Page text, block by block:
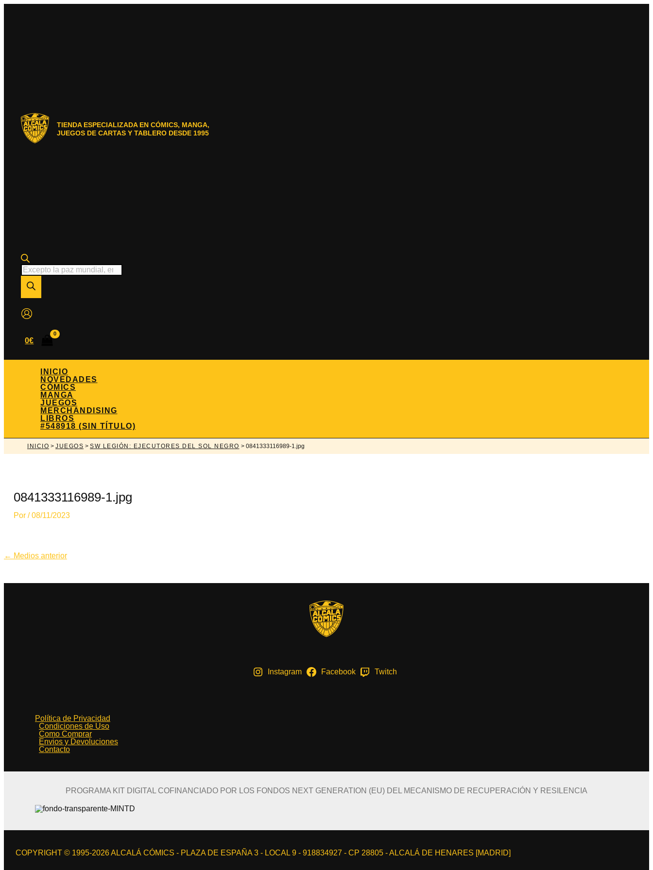
TIENDA ESPECIALIZADA EN CÓMICS, MANGA,
JUEGOS DE CARTAS Y TABLERO DESDE 1995
Búsqueda
de
productos
0€
INICIO
NOVEDADES
CÓMICS
MANGA
JUEGOS
MERCHANDISING
LIBROS
#548918 (SIN TÍTULO)
INICIO > JUEGOS > SW LEGIÓN: EJECUTORES DEL SOL NEGRO > 0841333116989-1.jpg
0841333116989-1.jpg
Por /08/11/2023
Navegación
← Medios anterior
Instagram Facebook Twitch
Política de Privacidad
Condiciones de Uso
Como Comprar
Envios y Devoluciones
Contacto
PROGRAMA KIT DIGITAL COFINANCIADO POR LOS FONDOS NEXT GENERATION (EU) DEL MECANISMO DE RECUPERACIÓN Y RESILENCIA
COPYRIGHT © 1995-2026 ALCALÁ CÓMICS - PLAZA DE ESPAÑA 3 - LOCAL 9 - 918834927 - CP 28805 - ALCALÁ DE HENARES [MADRID]